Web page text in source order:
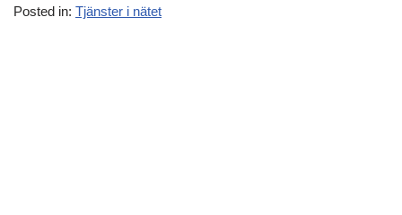
Posted in: Tjänster i nätet